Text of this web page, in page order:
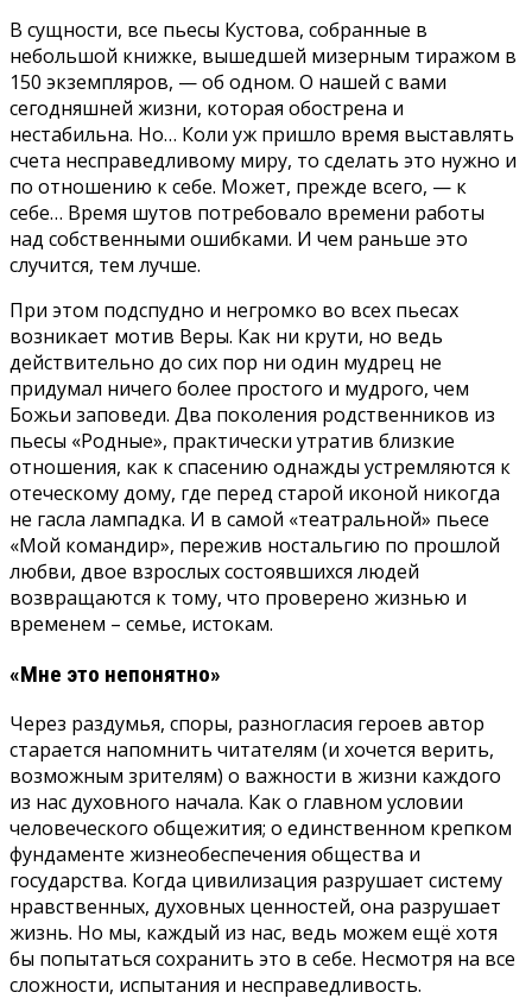
В сущности, все пьесы Кустова, собранные в
небольшой книжке, вышедшей мизерным тиражом в
150 экземпляров, — об одном. О нашей с вами
сегодняшней жизни, которая обострена и
нестабильна. Но… Коли уж пришло время выставлять
счета несправедливому миру, то сделать это нужно и
по отношению к себе. Может, прежде всего, — к
себе… Время шутов потребовало времени работы
над собственными ошибками. И чем раньше это
случится, тем лучше.
При этом подспудно и негромко во всех пьесах
возникает мотив Веры. Как ни крути, но ведь
действительно до сих пор ни один мудрец не
придумал ничего более простого и мудрого, чем
Божьи заповеди. Два поколения родственников из
пьесы «Родные», практически утратив близкие
отношения, как к спасению однажды устремляются к
отеческому дому, где перед старой иконой никогда
не гасла лампадка. И в самой «театральной» пьесе
«Мой командир», пережив ностальгию по прошлой
любви, двое взрослых состоявшихся людей
возвращаются к тому, что проверено жизнью и
временем – семье, истокам.
«Мне это непонятно»
Через раздумья, споры, разногласия героев автор
старается напомнить читателям (и хочется верить,
возможным зрителям) о важности в жизни каждого
из нас духовного начала. Как о главном условии
человеческого общежития; о единственном крепком
фундаменте жизнеобеспечения общества и
государства. Когда цивилизация разрушает систему
нравственных, духовных ценностей, она разрушает
жизнь. Но мы, каждый из нас, ведь можем ещё хотя
бы попытаться сохранить это в себе. Несмотря на все
сложности, испытания и несправедливость.